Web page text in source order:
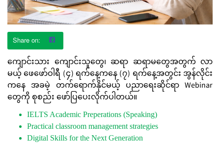
ကျောင်းသား ကျောင်းသူတွေ၊ ဆရာ ဆရာမတွေအတွက် လာ
မယ့် ဖေဖော်ဝါရီ (၄) ရက်နေ့ကနေ (၇) ရက်နေ့အတွင်း အွန်လိုင်း
ကနေ အခမဲ့ တက်ရောက်နိုင်မယ့် ပညာရေးဆိုင်ရာ Webinar
တွေကို စုစည်း ဖော်ပြပေးလိုက်ပါတယ်။
IELTS Academic Preperations (Speaking)
Practical classroom management strategies
Digital Skills for the Next Generation